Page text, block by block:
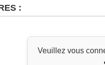
:
Veuillez vous